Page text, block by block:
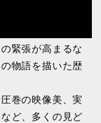
緊張が高まるな
物語を描いた歴
巻の映像美、実
ど、多くの見ど